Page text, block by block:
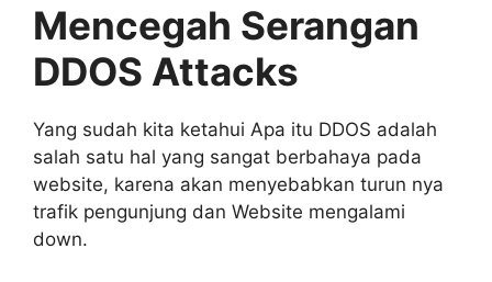
Mencegah Serangan
DDOS Attacks
Yang sudah kita ketahui Apa itu DDOS adalah
salah satu hal yang sangat berbahaya pada
website, karena akan menyebabkan turun nya
trafik pengunjung dan Website mengalami
down.